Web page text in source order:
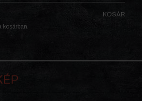
KOSÁR
kosárban.